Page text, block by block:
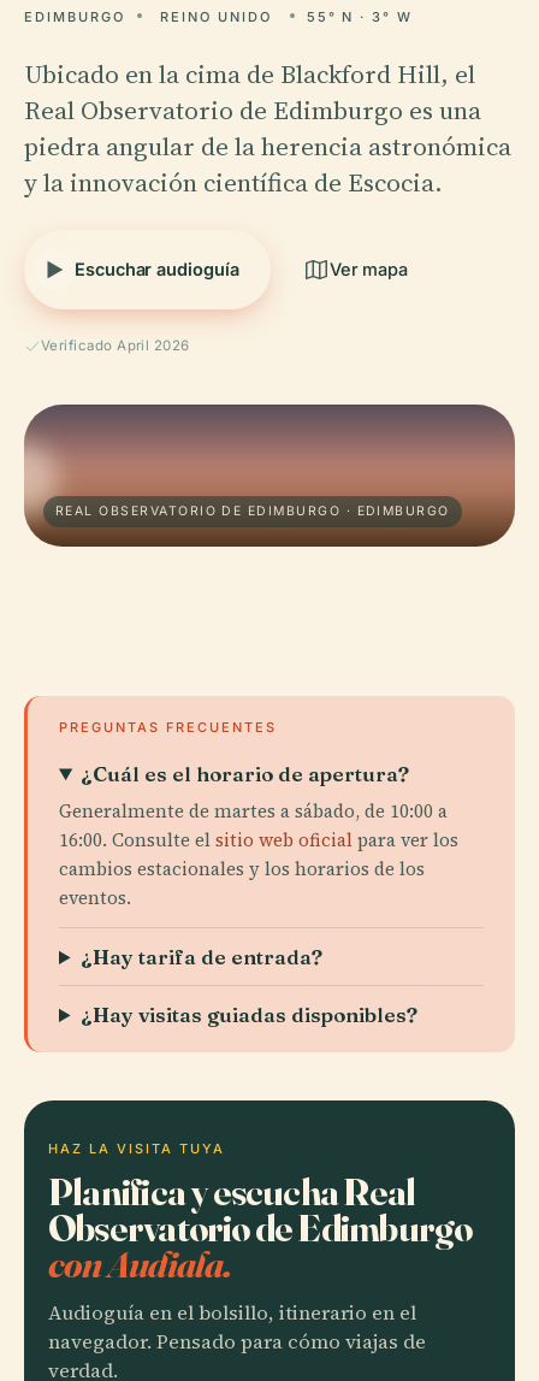
EDIMBURGO REINO UNIDO 55° N · 3° W
Ubicado en la cima de Blackford Hill, el
Real Observatorio de Edimburgo es una
piedra angular de la herencia astronómica
y la innovación científica de Escocia.
Escuchar audioguía Ver mapa
Verificado April 2026
REAL OBSERVATORIO DE EDIMBURGO · EDIMBURGO
PREGUNTAS FRECUENTES
¿Cuál es el horario de apertura?
Generalmente de martes a sábado, de 10:00 a
16:00. Consulte elsitio web oficialpara ver los
cambios estacionales y los horarios de los
eventos.
¿Hay tarifa de entrada?
¿Hay visitas guiadas disponibles?
HAZ LA VISITA TUYA
Planifica y escucha Real
Observatorio de Edimburgo
con Audiala.
Audioguía en el bolsillo, itinerario en el
navegador. Pensado para cómo viajas de
verdad.